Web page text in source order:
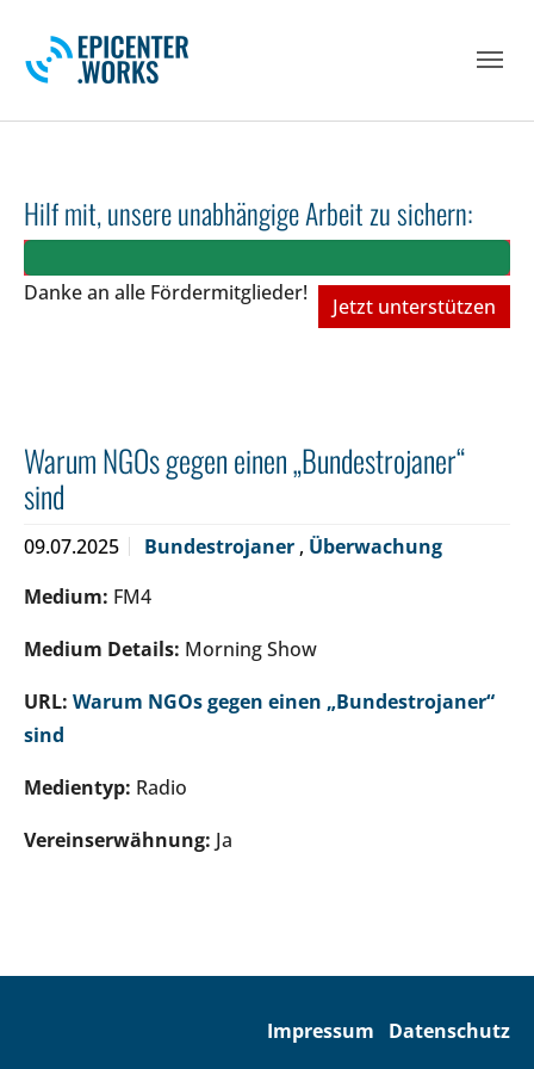
Hilf mit, unsere unabhängige Arbeit zu sichern:
Danke an alle Fördermitglieder!
Jetzt unterstützen
Warum NGOs gegen einen „Bundestrojaner“
sind
09.07.2025 Bundestrojaner , Überwachung
Medium: FM4
Medium Details: Morning Show
URL: Warum NGOs gegen einen „Bundestrojaner“
sind
Medientyp: Radio
Vereinserwähnung: Ja
Impressum Datenschutz